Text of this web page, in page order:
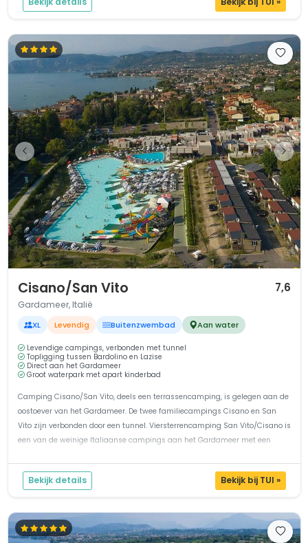
Cisano/San Vito 7,6
Gardameer, Italië
XL Levendig Buitenzwembad Aan water
Levendige campings, verbonden met tunnel
Topligging tussen Bardolino en Lazise
Direct aan het Gardameer
Groot waterpark met apart kinderbad
Camping Cisano/San Vito, deels een terrassencamping, is gelegen aan de
oostoever van het Gardameer. De twee familiecampings Cisano en San
Vito zijn verbonden door een tunnel. Viersterrencamping San Vito/Cisano is
een van de weinige Italiaanse campings aan het Gardameer met een
Bekijk details Bekijk bij TUI »